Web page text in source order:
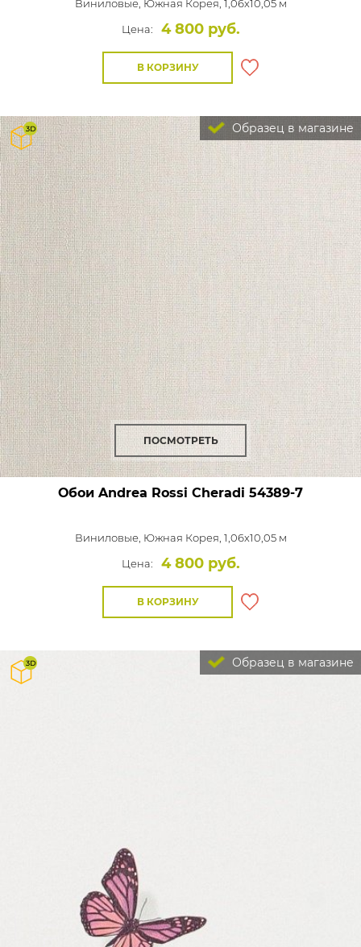
Виниловые, Южная Корея, 1,06x10,05 м
Цена:
4 800 руб.
В КОРЗИНУ
Образец в магазине
ПОСМОТРЕТЬ
Обои Andrea Rossi Cheradi 54389-7
Виниловые, Южная Корея, 1,06x10,05 м
Цена:
4 800 руб.
В КОРЗИНУ
Образец в магазине